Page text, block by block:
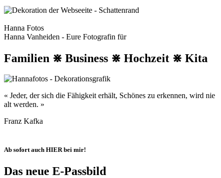
Hanna Fotos
Hanna Vanheiden - Eure Fotografin für
Familien ⋇ Business ⋇ Hochzeit ⋇ Kita
« Jeder, der sich die Fähigkeit erhält, Schönes zu erkennen, wird nie
alt werden. »
Franz Kafka
Ab sofort auch HIER bei mir!
Das neue E-Passbild